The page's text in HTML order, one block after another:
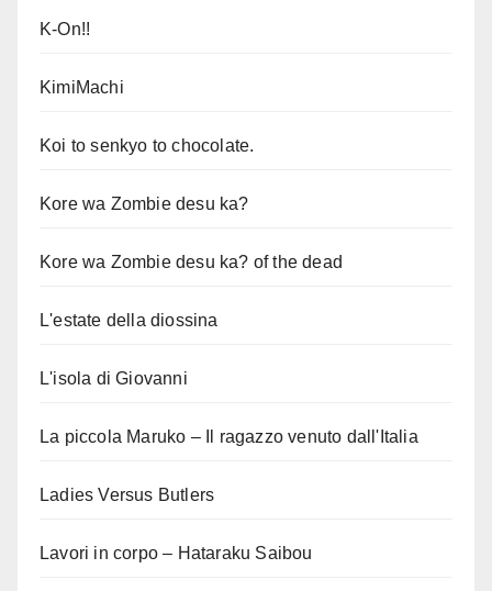
K-On!!
KimiMachi
Koi to senkyo to chocolate.
Kore wa Zombie desu ka?
Kore wa Zombie desu ka? of the dead
L'estate della diossina
L'isola di Giovanni
La piccola Maruko – Il ragazzo venuto dall'Italia
Ladies Versus Butlers
Lavori in corpo – Hataraku Saibou